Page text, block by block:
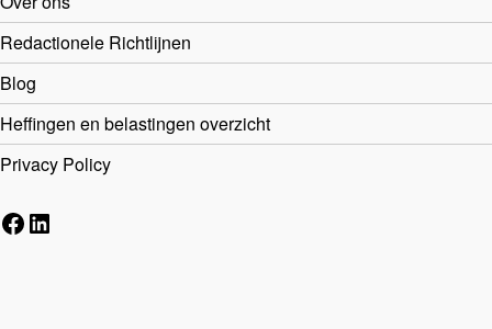
Redactionele Richtlijnen
Blog
Heffingen en belastingen overzicht
Privacy Policy
Facebook
LinkedIn